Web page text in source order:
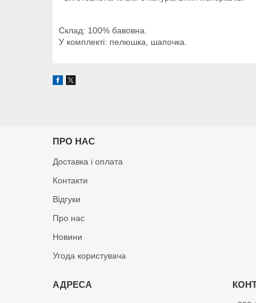
Склад: 100% бавовна.
У комплекті: пелюшка, шапочка.
ПРО НАС
Доставка і оплата
Контакти
Відгуки
Про нас
Новини
Угода користувача